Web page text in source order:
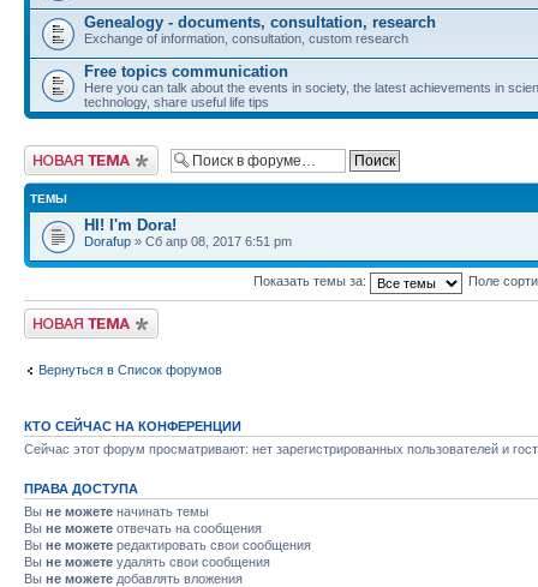
Genealogy - documents, consultation, research
Exchange of information, consultation, custom research
Free topics communication
Here you can talk about the events in society, the latest achievements in
technology, share useful life tips
Новая тема
ТЕМЫ
HI! I'm Dora!
Dorafup » Сб апр 08, 2017 6:51 pm
Показать темы за: Поле
Новая тема
Вернуться в Список форумов
КТО СЕЙЧАС НА КОНФЕРЕНЦИИ
Сейчас этот форум просматривают: нет зарегистрированных пользователей и
ПРАВА ДОСТУПА
Вы не можете начинать темы
Вы не можете отвечать на сообщения
Вы не можете редактировать свои сообщения
Вы не можете удалять свои сообщения
Вы не можете добавлять вложения